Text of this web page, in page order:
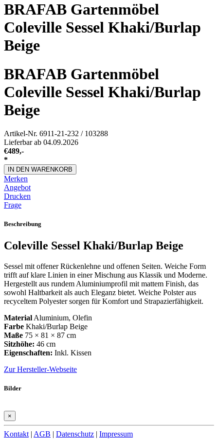
BRAFAB Gartenmöbel
Coleville Sessel Khaki/Burlap
Beige
BRAFAB Gartenmöbel
Coleville Sessel Khaki/Burlap
Beige
Artikel-Nr. 6911-21-232 / 103288
Lieferbar ab 04.09.2026
€489,-
*
IN DEN WARENKORB
Merken
Angebot
Drucken
Frage
Beschreibung
Coleville Sessel Khaki/Burlap Beige
Sessel mit offener Rückenlehne und offenen Seiten. Weiche Form
trifft auf klare Linien in einer Mischung aus Klassik und Moderne.
Hergestellt aus rundem Aluminiumprofil mit mattem Finish, das
sowohl Haltbarkeit als auch Eleganz bietet. Weiche Polster aus
recyceltem Polyester sorgen für Komfort und Strapazierfähigkeit.
Material Aluminium, Olefin
Farbe Khaki/Burlap Beige
Maße 75 × 81 × 87 cm
Sitzhöhe: 46 cm
Eigenschaften: Inkl. Kissen
Zur Hersteller-Webseite
Bilder
×
Kontakt | AGB | Datenschutz | Impressum